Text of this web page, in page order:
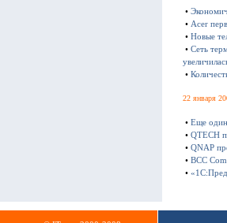
•
• Acer
• Новые
• Сеть
•
22 января
• Еще
• QTECH
• QNAP
• BCC
•